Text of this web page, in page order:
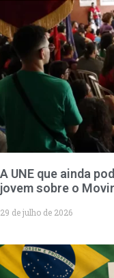
A UNE que ainda
jovem sobre o
29 de julho de 2026